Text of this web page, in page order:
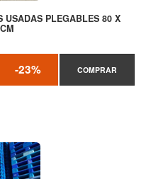
USADAS PLEGABLES 80 X
-23% COMPRAR